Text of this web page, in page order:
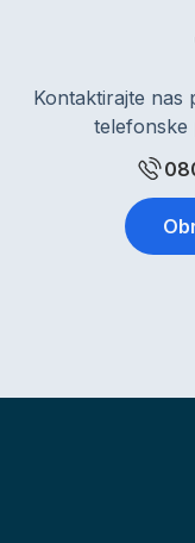
Kontaktirajte nas
telefonske